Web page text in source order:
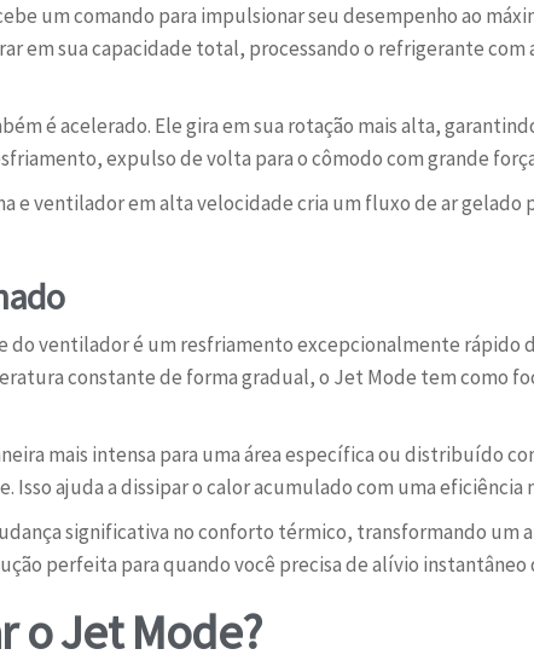
um comando para impulsionar seu desempenho ao
em sua capacidade total, processando o refrigerante com
é acelerado. Ele gira em sua rotação mais alta,
expulso de volta para o cômodo com grande
e ventilador em alta velocidade cria um fluxo de ar
do ventilador é um resfriamento excepcionalmente rápido
constante de forma gradual, o Jet Mode tem como
mais intensa para uma área específica ou distribuído
Isso ajuda a dissipar o calor acumulado com uma eficiência
significativa no conforto térmico, transformando um
perfeita para quando você precisa de alívio instantâneo
o Jet Mode?